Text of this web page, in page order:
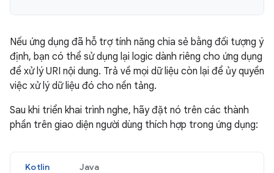
Nếu ứng dụng đã hỗ trợ tính năng chia sẻ bằng đối tượng ý
định, bạn có thể sử dụng lại logic dành riêng cho ứng dụng
để xử lý URI nội dung. Trả về mọi dữ liệu còn lại để ủy quyền
việc xử lý dữ liệu đó cho nền tảng.
Sau khi triển khai trình nghe, hãy đặt nó trên các thành
phần trên giao diện người dùng thích hợp trong ứng dụng:
Kotlin Java